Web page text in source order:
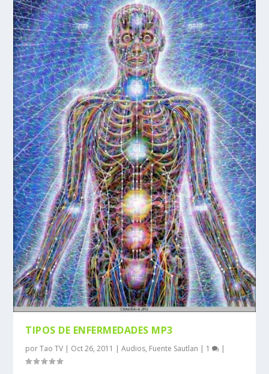
TIPOS DE ENFERMEDADES MP3
porTao TV | Oct 26, 2011 |Audios, Fuente Sautlan | 1 |